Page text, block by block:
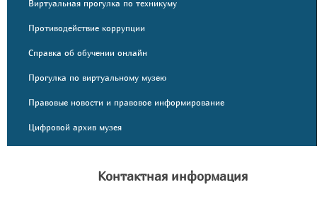
Виртуальная прогулка по техникуму
Противодействие коррупции
Справка об обучении онлайн
Прогулка по виртуальному музею
Правовые новости и правовое информирование
Цифровой архив музея
Контактная информация